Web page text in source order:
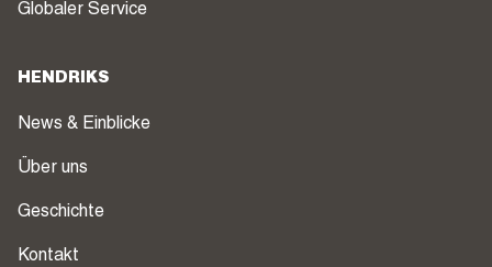
Globaler Service
HENDRIKS
News & Einblicke
Über uns
Geschichte
Kontakt